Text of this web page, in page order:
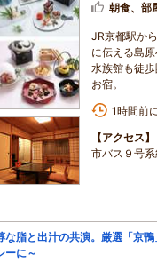
朝食、部
JR京都駅か
に伝える島
水族館も徒
お宿。
1時間前
【アクセス】
市バス９号系
な脂と出汁の共演。厳選「京
ーに～